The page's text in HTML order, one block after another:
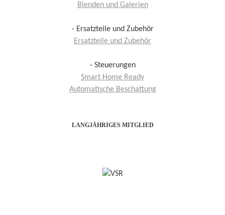
Blenden und Galerien
- Ersatzteile und Zubehör
Ersatzteile und Zubehör
- Steuerungen
Smart Home Ready
Automatische Beschattung
LANGJÄHRIGES MITGLIED